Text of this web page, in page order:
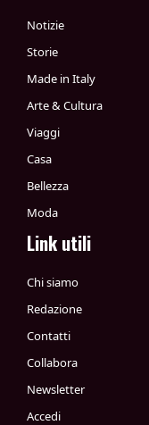
Notizie
Storie
Made in Italy
Arte & Cultura
Viaggi
Casa
Bellezza
Moda
Link utili
Chi siamo
Redazione
Contatti
Collabora
Newsletter
Accedi